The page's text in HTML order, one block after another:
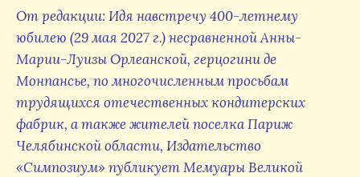
От редакции: Идя навстречу 400-летнему
юбилею (29 мая 2027 г.)несравненной Анны-
Марии-Луизы Орлеанской, герцогини де
Монпансье, по многочисленным просьбам
трудящихся отечественных кондитерских
фабрик, а также жителей поселка Париж
Челябинской области, Издательство
«Симпозиум» публикует Мемуары Великой